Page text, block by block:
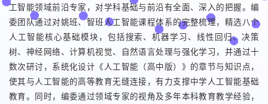
工智能领域前沿专家，对学科基础与前沿有全面、深入的把握。编
委团队通过对姚班、智班人工智能课程体系的完整梳理，精选八个
人工智能核心基础模块，包括搜索、机器学习、线性回归、决策
树、神经网络、计算机视觉、自然语言处理与强化学习，并通过十
数次研讨，系统化设计《人工智能（高中版）》的章节与知识点，
使其与人工智能的高等教育无缝连接，有力支撑中学人工智能基础
教育。同时，编委通过领域专家的视角及多年本科教育教学经验，